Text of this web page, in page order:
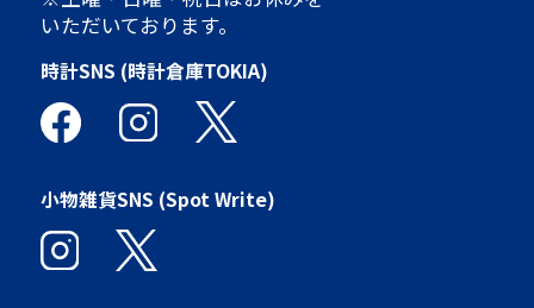
いただいております。
時計SNS (時計倉庫TOKIA)
小物雑貨SNS (Spot Write)